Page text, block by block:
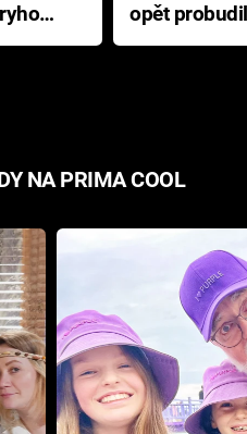
opět
přichází s
NA PRIMA COOL